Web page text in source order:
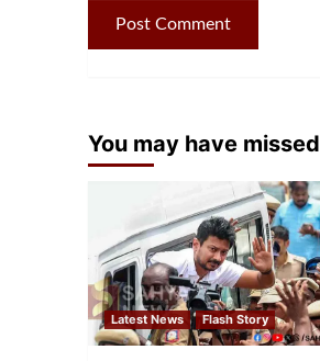
You may have missed
Latest News Flash Story